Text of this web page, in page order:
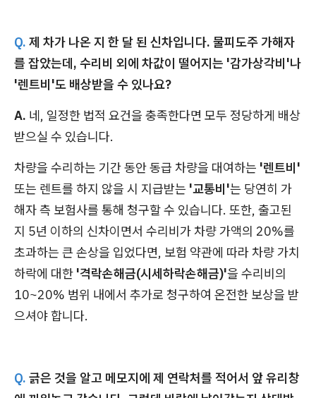
Q. 제 차가 나온 지 한 달 된 신차입니다. 물피도주 가해자
를 잡았는데, 수리비 외에 차값이 떨어지는 '감가상각비'나
'렌트비'도 배상받을 수 있나요?
A. 네, 일정한 법적 요건을 충족한다면 모두 정당하게 배상
받으실 수 있습니다.
차량을 수리하는 기간 동안 동급 차량을 대여하는 '렌트비'
또는 렌트를 하지 않을 시 지급받는 '교통비'는 당연히 가
해자 측 보험사를 통해 청구할 수 있습니다. 또한, 출고된
지 5년 이하의 신차이면서 수리비가 차량 가액의 20%를
초과하는 큰 손상을 입었다면, 보험 약관에 따라 차량 가치
하락에 대한 '격락손해금(시세하락손해금)'을 수리비의
10~20% 범위 내에서 추가로 청구하여 온전한 보상을 받
으셔야 합니다.
Q. 긁은 것을 알고 메모지에 제 연락처를 적어서 앞 유리창